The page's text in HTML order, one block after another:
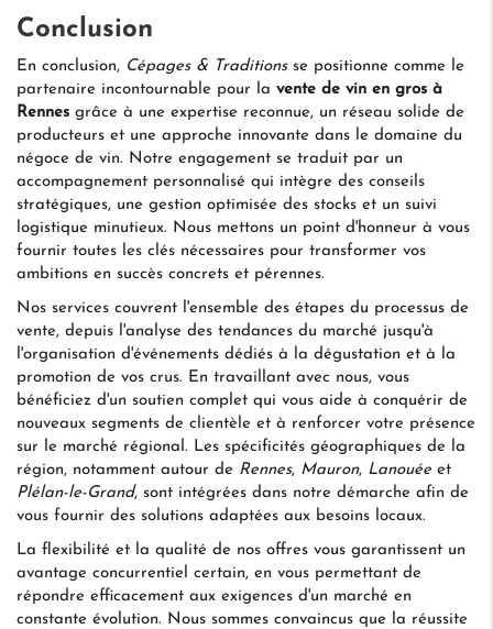
Conclusion
En conclusion, Cépages & Traditionsse positionne comme le
partenaire incontournable pour la vente de vin en gros à
Rennes grâce à une expertise reconnue, un réseau solide de
producteurs et une approche innovante dans le domaine du
négoce de vin. Notre engagement se traduit par un
accompagnement personnalisé qui intègre des conseils
stratégiques, une gestion optimisée des stocks et un suivi
logistique minutieux. Nous mettons un point d'honneur à vous
fournir toutes les clés nécessaires pour transformer vos
ambitions en succès concrets et pérennes.
Nos services couvrent l'ensemble des étapes du processus de
vente, depuis l'analyse des tendances du marché jusqu'à
l'organisation d'événements dédiés à la dégustation et à la
promotion de vos crus. En travaillant avec nous, vous
bénéficiez d'un soutien complet qui vous aide à conquérir de
nouveaux segments de clientèle et à renforcer votre présence
sur le marché régional. Les spécificités géographiques de la
région, notamment autour de Rennes, Mauron, Lanouéeet
Plélan-le-Grand, sont intégrées dans notre démarche afin de
vous fournir des solutions adaptées aux besoins locaux.
La flexibilité et la qualité de nos offres vous garantissent un
avantage concurrentiel certain, en vous permettant de
répondre efficacement aux exigences d'un marché en
constante évolution. Nous sommes convaincus que la réussite